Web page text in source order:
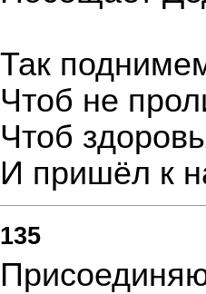
Так
Чтоб не
Чтоб
И пришёл к
135